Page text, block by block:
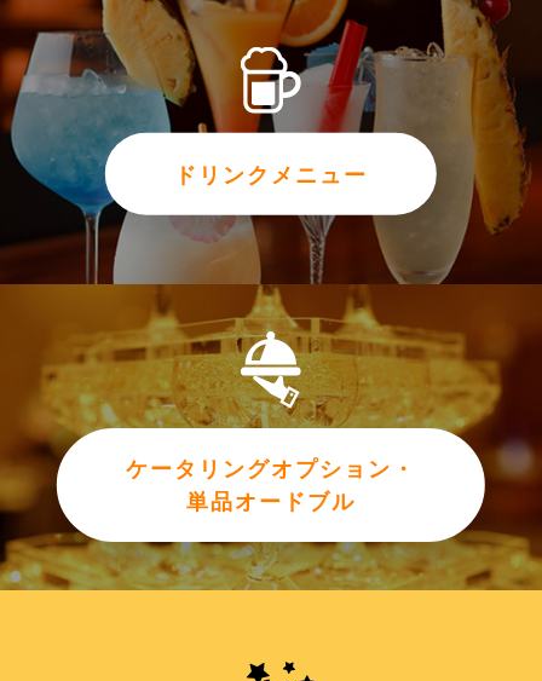
ドリンクメニュー
ケータリングオプション・
単品オードブル